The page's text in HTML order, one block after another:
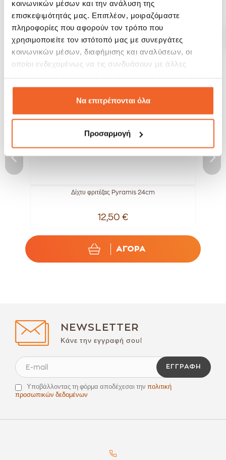
κοινωνικών μέσων και την ανάλυση της
επισκεψιμότητάς μας. Επιπλέον, μοιραζόμαστε
πληροφορίες που αφορούν τον τρόπο που
χρησιμοποιείτε τον ιστότοπό μας με συνεργάτες
κοινωνικών μέσων, διαφήμισης και αναλύσεων, οι
οποίοι ενδεχομένως να τις συνδυάσουν με άλλες
έχουν συλλέξει σε σχέση με την από μέρους σας χρήση
των υπηρεσιών τους.Να επιτρέπονται όλα
Προσαρμογή
ΣΧΕΤΙΚΆ ΠΡΟΪΌΝΤΑ
Δίχτυ φριτέζας Pyramis 24cm
12,50 €
ΑΓΟΡΑ
NEWSLETTER
Κάνε την εγγραφή σου!
ΕΓΓΡΑΦΉ
Υποβάλλοντας τη φόρμα αποδέχεσαι την πολιτική
προσωπικών δεδομένων